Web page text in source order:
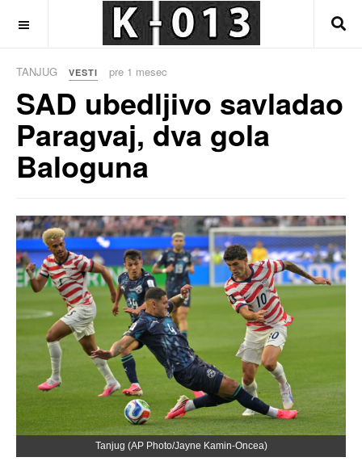
TANJUG VESTI pre 1 mesec
SAD ubedljivo savladao
Paragvaj, dva gola
Baloguna
Tanjug (AP Photo/Jayne Kamin-Oncea)